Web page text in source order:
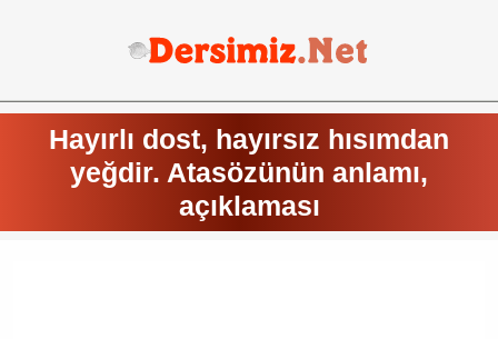
Hayırlı dost, hayırsız hısımdan
yeğdir. Atasözünün anlamı,
açıklaması